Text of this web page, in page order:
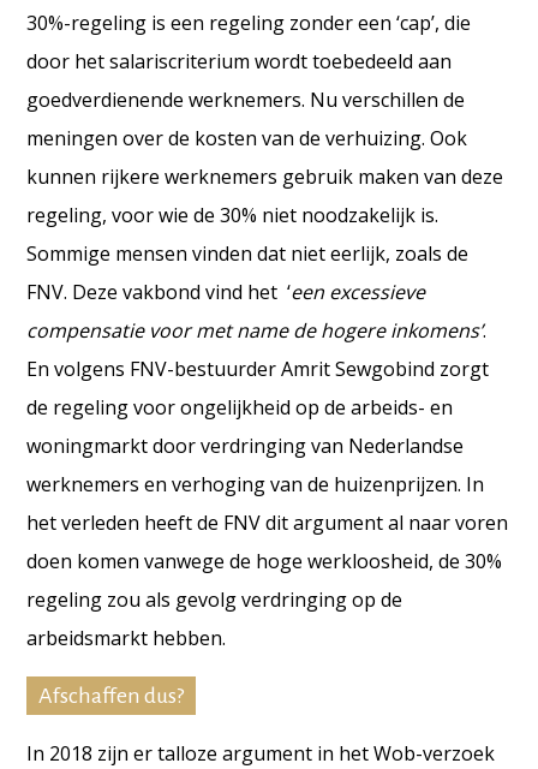
30%-regeling is een regeling zonder een ‘cap’, die
door het salariscriterium wordt toebedeeld aan
goedverdienende werknemers. Nu verschillen de
meningen over de kosten van de verhuizing. Ook
kunnen rijkere werknemers gebruik maken van deze
regeling, voor wie de 30% niet noodzakelijk is.
Sommige mensen vinden dat niet eerlijk, zoals de
FNV. Deze vakbond vind het ‘een excessieve
compensatie voor met name de hogere inkomens’.
En volgens FNV-bestuurder Amrit Sewgobind zorgt
de regeling voor ongelijkheid op de arbeids- en
woningmarkt door verdringing van Nederlandse
werknemers en verhoging van de huizenprijzen. In
het verleden heeft de FNV dit argument al naar voren
doen komen vanwege de hoge werkloosheid, de 30%
regeling zou als gevolg verdringing op de
arbeidsmarkt hebben.
Afschaffen dus?
In 2018 zijn er talloze argument in het Wob-verzoek